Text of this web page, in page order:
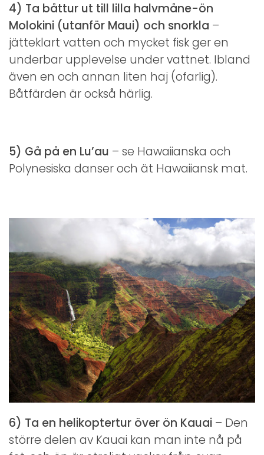
4) Ta båttur ut till lilla halvmåne-ön
Molokini (utanför Maui) och snorkla –
jätteklart vatten och mycket fisk ger en
underbar upplevelse under vattnet. Ibland
även en och annan liten haj (ofarlig).
Båtfärden är också härlig.
5) Gå på en Lu’au – se Hawaiianska och
Polynesiska danser och ät Hawaiiansk mat.
6) Ta en helikoptertur över ön Kauai – Den
större delen av Kauai kan man inte nå på